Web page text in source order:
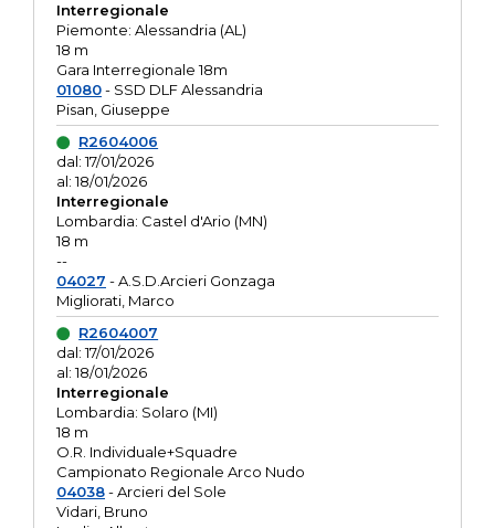
Interregionale
Piemonte: Alessandria (AL)
18 m
Gara Interregionale 18m
01080- SSD DLF Alessandria
Pisan, Giuseppe
R2604006
dal: 17/01/2026
al: 18/01/2026
Interregionale
Lombardia: Castel d'Ario (MN)
18 m
--
04027 - A.S.D.Arcieri Gonzaga
Migliorati, Marco
R2604007
dal: 17/01/2026
al: 18/01/2026
Interregionale
Lombardia: Solaro (MI)
18 m
O.R. Individuale+Squadre
Campionato Regionale Arco Nudo
04038- Arcieri del Sole
Vidari, Bruno